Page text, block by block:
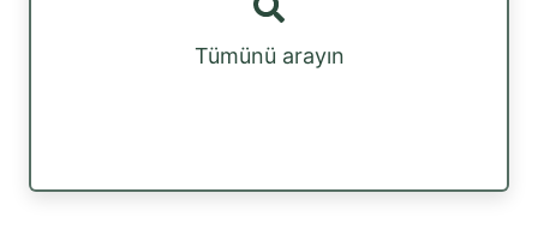
Tümünü arayın